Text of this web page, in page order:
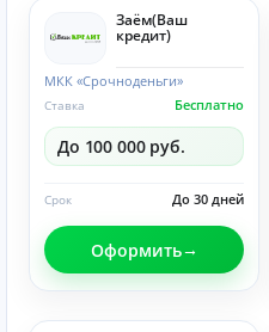
Заём(Ваш
кредит)
МКК «Срочноденьги»
Бесплатно
Ставка
До 100 000 руб.
До 30 дней
Срок
Оформить